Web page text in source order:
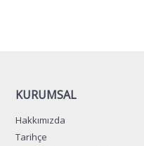
KURUMSAL
Hakkımızda
Tarihçe